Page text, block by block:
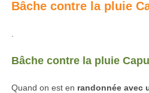
Bâche contre la pluie
Bâche contre la pluie
Quand on est en randonnée avec